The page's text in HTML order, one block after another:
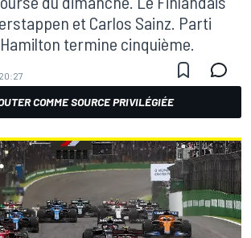
et Carlos Sainz. Parti
termine cinquième.
COMME SOURCE PRIVILÉGIÉE